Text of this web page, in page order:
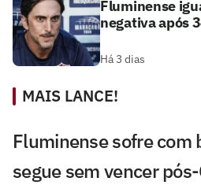
Fluminense
negativa após
Há 3 dias
MAIS LANCE!
Fluminense sofre com
segue sem vencer